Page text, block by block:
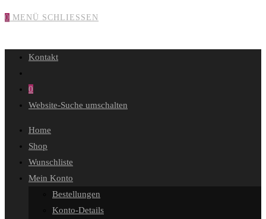
0 MENÜ SCHLIESSEN
Kontakt
0
Website-Suche umschalten
Home
Shop
Wunschliste
Mein Konto
Bestellungen
Konto-Details